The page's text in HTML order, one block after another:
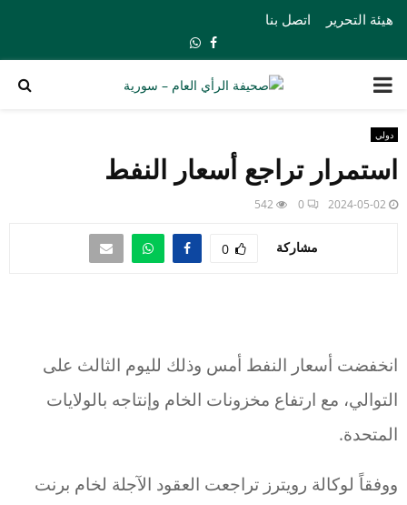
هيئة التحرير اتصل بنا
Facebook
Whatsapp
PRIMARY
MENU
دولي
استمرار تراجع أسعار النفط
2024-05-02
0
542
مشاركة 0
انخفضت أسعار النفط أمس وذلك لليوم الثالث على
التوالي، مع ارتفاع مخزونات الخام وإنتاجه بالولايات
المتحدة.
ووفقاً لوكالة رويترز تراجعت العقود الآجلة لخام برنت